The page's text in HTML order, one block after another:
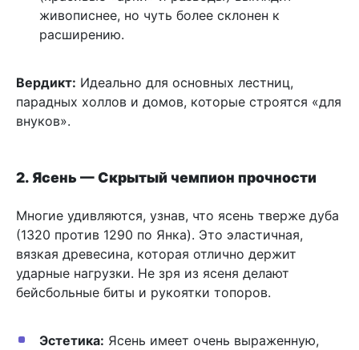
живописнее, но чуть более склонен к
расширению.
Вердикт: Идеально для основных лестниц,
парадных холлов и домов, которые строятся «для
внуков».
2. Ясень — Скрытый чемпион прочности
Многие удивляются, узнав, что ясень тверже дуба
(1320 против 1290 по Янка). Это эластичная,
вязкая древесина, которая отлично держит
ударные нагрузки. Не зря из ясеня делают
бейсбольные биты и рукоятки топоров.
Эстетика: Ясень имеет очень выраженную,